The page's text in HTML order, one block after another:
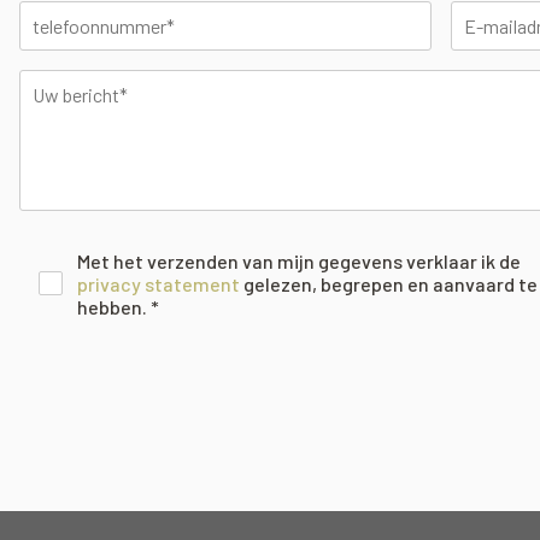
Met het verzenden van mijn gegevens verklaar ik de
privacy statement gelezen, begrepen en aanvaard te
hebben. *